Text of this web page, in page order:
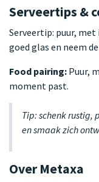
Serveertips &
Serveertip: puur, met
goed glas en neem
Food pairing: Puur,
moment past.
Tip: schenk rustig,
en smaak zich
Over Metaxa